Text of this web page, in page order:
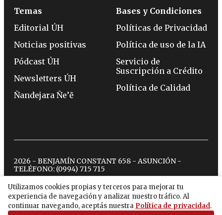
Utilizamos cookies propias y terceros para mejorar tu
experiencia de navegación y analizar nuestro tráfico. Al
continuar navegando, aceptás nuestra Política de privacidad.
Temas
Editorial ÚH
Noticias positivas
Pódcast ÚH
Newsletters ÚH
Ñandejara Ñe’ẽ
Bases y Condiciones
Políticas de Privacidad
Política de uso de la IA
Servicio de
Suscripción a Crédito
Política de Calidad
2026 - BENJAMÍN CONSTANT 658 - ASUNCIÓN -
TELÉFONO: (0994) 715 715
twitterinstagram
facebook
tiktokyoutubespotify